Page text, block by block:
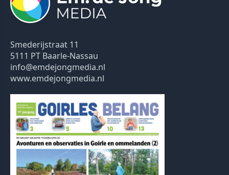
Smederijstraat 11
5111 PT Baarle-Nassau
info@emdejongmedia.nl
www.emdejongmedia.nl